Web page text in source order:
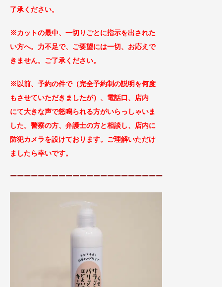
了承ください。
※カットの最中、一切りごとに指示を出された
い方へ。力不足で、ご要望には一切、お応えで
きません。ご了承ください。
※以前、予約の件で（完全予約制の説明を何度
もさせていただきましたが）、 電話口、店内
にて大きな声で怒鳴られる方がいらっしゃいま
した。警察の方、弁護士の方と相談し、
店内に
防犯カメラを設けております。ご理解いただけ
ましたら幸いです。
ーーーーーーーーーーーーーーーーーーーーーー